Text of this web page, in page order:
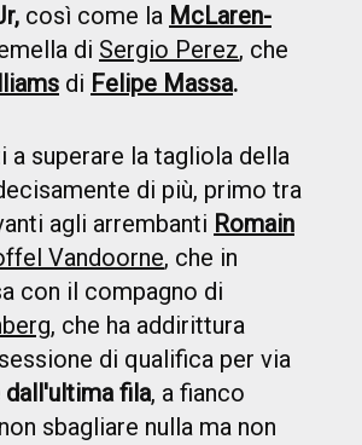
così come la McLaren-
di Sergio Perez, che
di Felipe Massa.
a superare la tagliola della
di più, primo tra
agli arrembanti Romain
Vandoorne, che in
con il compagno di
, che ha addirittura
di qualifica per via
fila, a fianco
sbagliare nulla ma non